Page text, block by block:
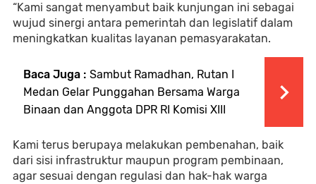
“Kami sangat menyambut baik kunjungan ini sebagai
wujud sinergi antara pemerintah dan legislatif dalam
meningkatkan kualitas layanan pemasyarakatan.
Baca Juga : Sambut Ramadhan, Rutan I
Medan Gelar Punggahan Bersama Warga
Binaan dan Anggota DPR RI Komisi XIII
Kami terus berupaya melakukan pembenahan, baik
dari sisi infrastruktur maupun program pembinaan,
agar sesuai dengan regulasi dan hak-hak warga